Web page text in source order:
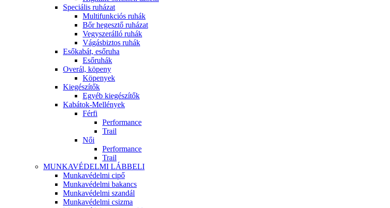
Speciális ruházat
Multifunkciós ruhák
Bőr hegesztő ruházat
Vegyszerálló ruhák
Vágásbiztos ruhák
Esőkabát, esőruha
Esőruhák
Overál, köpeny
Köpenyek
Kiegészítők
Egyéb kiegészítők
Kabátok-Mellények
Férfi
Performance
Trail
Női
Performance
Trail
MUNKAVÉDELMI LÁBBELI
Munkavédelmi cipő
Munkavédelmi bakancs
Munkavédelmi szandál
Munkavédelmi csizma